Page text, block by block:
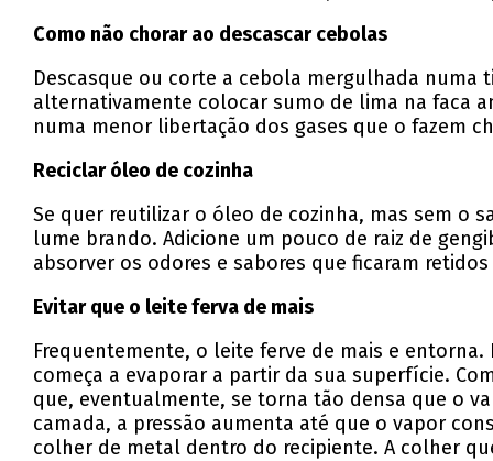
Como não chorar ao descascar cebolas
Descasque ou corte a cebola mergulhada numa
alternativamente colocar sumo de lima na faca
numa menor libertação dos gases que o fazem
Reciclar óleo de cozinha
Se quer reutilizar o óleo de cozinha, mas sem o
lume brando. Adicione um pouco de raiz de
absorver os odores e sabores que ficaram
Evitar que o leite ferva de mais
Frequentemente, o leite ferve de mais e
começa a evaporar a partir da sua superfície.
que, eventualmente, se torna tão densa que o
camada, a pressão aumenta até que o vapor
colher de metal dentro do recipiente. A colher